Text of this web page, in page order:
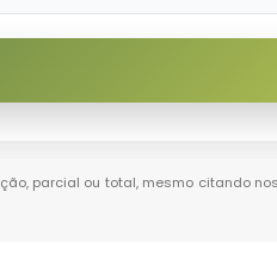
parcial ou total, mesmo citando